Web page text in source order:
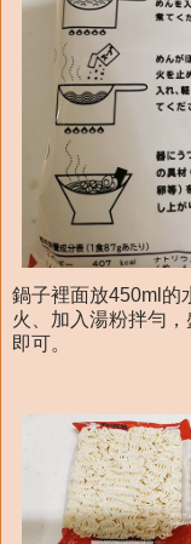
鍋子裡面放450ml的
火、加入湯粉拌勻
即可。